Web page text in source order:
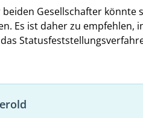
Gesellschafter könnte
Es ist daher zu empfehlen,